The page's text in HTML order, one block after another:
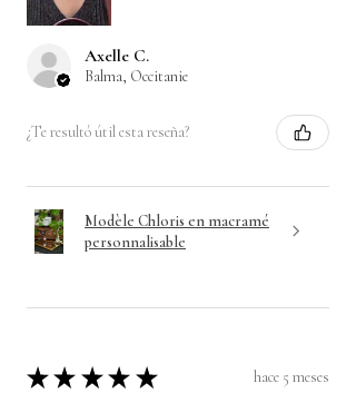
Axelle C.
Balma, Occitanie
¿Te resultó útil esta reseña?
Modèle Chloris en macramé
personnalisable
★ ★ ★ ★ ★ hace 5 meses